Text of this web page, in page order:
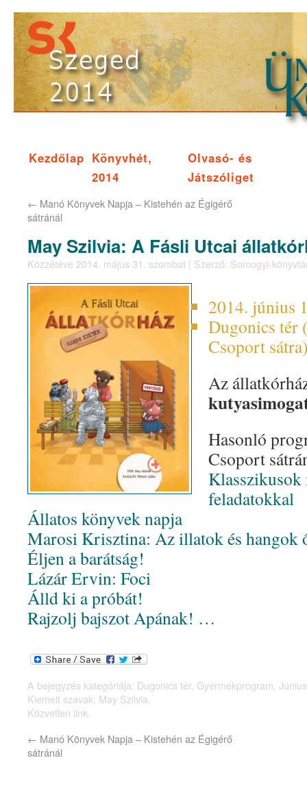
Kezdőlap Könyvhét,
2014
Olvasó- és
Játszóliget
← Manó Könyvek Napja – Kistehén az Égigérő
sátránál
May Szilvia: A Fásli Utcai
Közzétéve 2014. május 31. szombat | Szerző: Somogyi-
2014. június
Dugonics tér
Csoport
Az
Hasonló
Csoport
Klasszikusok
feladatokkal
Állatos könyvek napja
Marosi Krisztina: Az illatok és hangok
Éljen a barátság!
Lázár Ervin: Foci
Álld ki a próbát!
Rajzolj bajszot Apának! …
A bejegyzés kategóriája: Dugonics tér, Gyermekprogram,
Kiemelt szavak: May Szilvia.
Közvetlen link.
← Manó Könyvek Napja – Kistehén az Égigérő
sátránál